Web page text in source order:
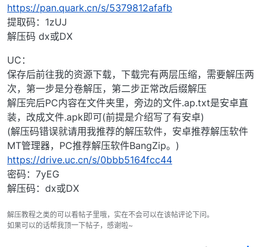
https://pan.quark.cn/s/5379812afafb
提取码：1zUJ
解压码 dx或DX
UC：
保存后前往我的资源下载，下载完有两层压缩，需要解压两
次，第一步是分卷解压，第二步正常改后缀解压
解压完后PC内容在文件夹里，旁边的文件.ap.txt是安卓直
装，改成文件.apk即可(前提是介绍写了有安卓)
(解压码错误就请用我推荐的解压软件，安卓推荐解压软件
MT管理器，PC推荐解压软件BangZip。)
https://drive.uc.cn/s/0bbb5164fcc44
密码：7yEG
解压码：dx或DX
解压教程之类的可以看帖子里哦，实在不会可以在该帖评论下问。
如果可以的话帮我顶一下帖子，感谢啦~